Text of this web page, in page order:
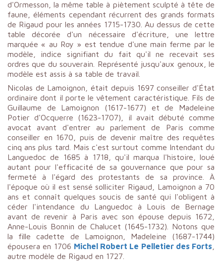
d'Ormesson, la même table à piètement sculpté à tête de
faune, éléments cependant récurrent des grands formats
de Rigaud pour les années 1715-1730. Au dessus de cette
table décorée d'un nécessaire d'écriture, une lettre
marquée « au Roy » est tendue d'une main ferme par le
modèle, indice signifiant du fait qu'il ne recevait ses
ordres que du souverain. Représenté jusqu'aux genoux, le
modèle est assis à sa table de travail.
Nicolas de Lamoignon, était depuis 1697 conseiller d'État
ordinaire dont il porte le vêtement caractéristique. Fils de
Guillaume de Lamoignon (1617-1677) et de Madeleine
Potier d'Ocquerre (1623-1707), il avait débuté comme
avocat avant d'entrer au parlement de Paris comme
conseiller en 1670, puis de devenir maître des requêtes
cinq ans plus tard. Mais c'est surtout comme Intendant du
Languedoc de 1685 à 1718, qu'il marqua l'histoire, loué
autant pour l'efficacité de sa gouvernance que pour sa
fermeté à l'égard des protestants de sa province. À
l'époque où il est sensé solliciter Rigaud, Lamoignon a 70
ans et connaît quelques soucis de santé qui l'obligent à
céder l'intendance du Languedoc à Louis de Bernage
avant de revenir à Paris avec son épouse depuis 1672,
Anne-Louis Bonnin de Chalucet (1645-1732). Notons que
la fille cadette de Lamoignon, Madeleine (1687-1744)
épousera en 1706 Michel Robert Le Pelletier des Forts
autre modèle de Rigaud en 1727.